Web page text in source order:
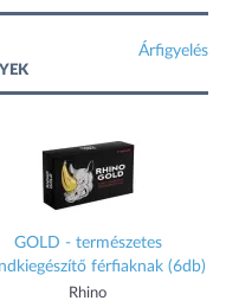
Árfigyelés
GOLD - természetes
férfiaknak (6db)
Rhino